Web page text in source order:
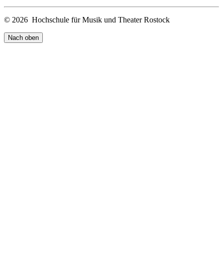
© 2026 Hochschule für Musik und Theater Rostock
Nach oben